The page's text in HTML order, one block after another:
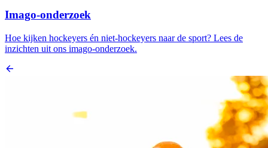
Imago-onderzoek
Hoe kijken hockeyers én niet-hockeyers naar de sport? Lees de
inzichten uit ons imago-onderzoek.